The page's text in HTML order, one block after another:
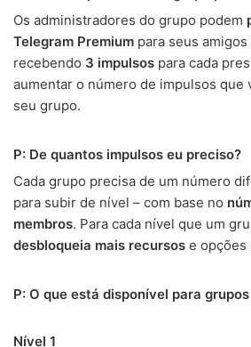
Os administradores do grupo podem
Telegram Premium para seus
recebendo 3 impulsos para cada
aumentar o número de impulsos que
seu grupo.
P: De quantos impulsos eu preciso?
Cada grupo precisa de um número
para subir de nível – com base no
membros. Para cada nível que um
desbloqueia mais recursos e opções
P: O que está disponível para
Nível 1